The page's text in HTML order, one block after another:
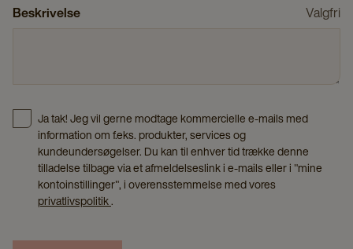
Beskrivelse Valgfri
Ja tak! Jeg vil gerne modtage kommercielle e-mails med
information om f.eks. produkter, services og
kundeundersøgelser. Du kan til enhver tid trække denne
tilladelse tilbage via et afmeldelseslink i e-mails eller i "mine
kontoinstillinger", i overensstemmelse med vores
privatlivspolitik.